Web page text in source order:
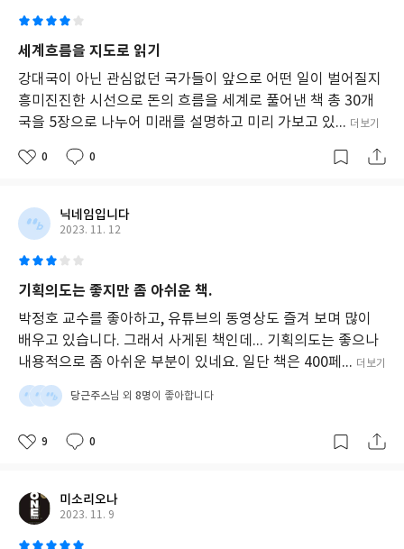
세계흐름을 지도로 읽기
강대국이 아닌 관심없던 국가들이 앞으로 어떤 일이 벌어질지
흥미진진한 시선으로 돈의 흐름을 세계로 풀어낸 책 총 30개
국을 5장으로 나누어 미래를 설명하고 미리 가보고 있... 더보기
0 0
닉네임입니다
2023. 11. 12
기획의도는 좋지만 좀 아쉬운 책.
박정호 교수를 좋아하고, 유튜브의 동영상도 즐겨 보며 많이
배우고 있습니다. 그래서 사게된 책인데... 기획의도는 좋으나
내용적으로 좀 아쉬운 부분이 있네요. 일단 책은 400페... 더보기
당근주스님 외 8명이 좋아합니다
9 0
미소리오나
2023. 11. 9